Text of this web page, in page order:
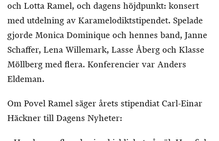
och Lotta Ramel, och dagens höjdpunkt: konsert
med utdelning av Karamelodiktstipendet. Spelade
gjorde Monica Dominique och hennes band, Janne
Schaffer, Lena Willemark, Lasse Åberg och Klasse
Möllberg med flera. Konferencier var Anders
Eldeman.
Om Povel Ramel säger årets stipendiat Carl-Einar
Häckner till Dagens Nyheter: